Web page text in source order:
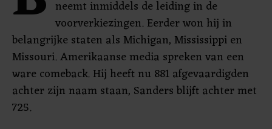
neemt inmiddels de leiding in de
voorverkiezingen. Eerder won hij in
belangrijke staten als Michigan, Mississippi en
Missouri. Amerikaanse media spreken van een
ware comeback. Hij heeft nu 881 afgevaardigden
achter zijn naam staan, Sanders blijft achter met
725.